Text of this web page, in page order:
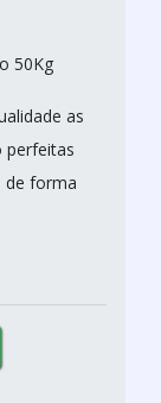
50Kg
as
perfeitas
de forma